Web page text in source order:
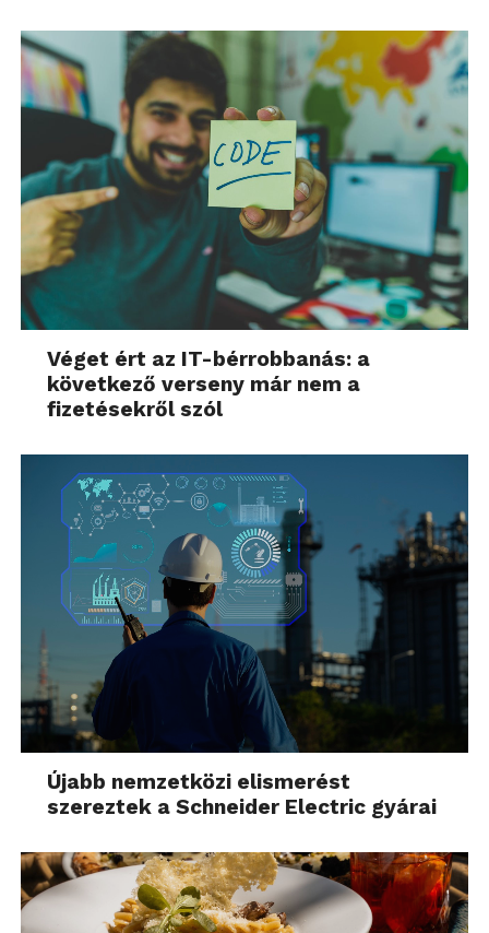
Véget ért az IT-bérrobbanás: a
következő verseny már nem a
fizetésekről szól
Újabb nemzetközi elismerést
szereztek a Schneider Electric gyárai